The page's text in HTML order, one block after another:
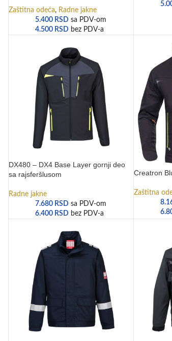
Zaštitna odeća, Radne jakne
5.400 RSD sa PDV-om
4.500 RSD bez PDV-a
DX480 – DX4 Base Layer gornji deo
sa rajsferšlusom
Radne jakne
7.680 RSD sa PDV-om
6.400 RSD bez PDV-a
Creatron
Zaštitna